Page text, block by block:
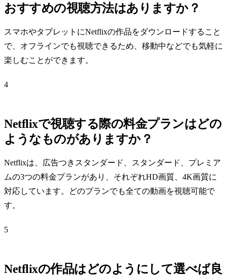
おすすめの視聴方法はありますか？
スマホやタブレットにNetflixの作品をダウンロードすること
で、オフラインでも視聴できるため、移動中などでも気軽に
楽しむことができます。
4
Netflixで視聴する際の料金プランはどの
ようなものがありますか？
Netflixは、広告つきスタンダード、スタンダード、プレミア
ムの3つの料金プランがあり、それぞれHD画質、4K画質に
対応しています。どのプランでも全ての動画を視聴可能で
す。
5
Netflixの作品はどのようにして選べば良